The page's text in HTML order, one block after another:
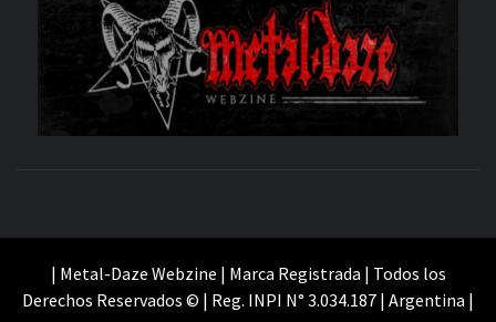
| Metal-Daze Webzine | Marca Registrada | Todos los
Derechos Reservados © | Reg. INPI N° 3.034.187 | Argentina |